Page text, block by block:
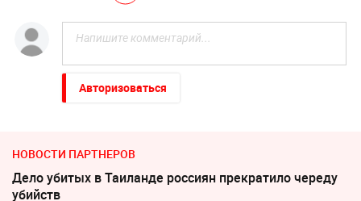
Авторизоваться
НОВОСТИ ПАРТНЕРОВ
Дело убитых в Таиланде россиян прекратило череду
убийств